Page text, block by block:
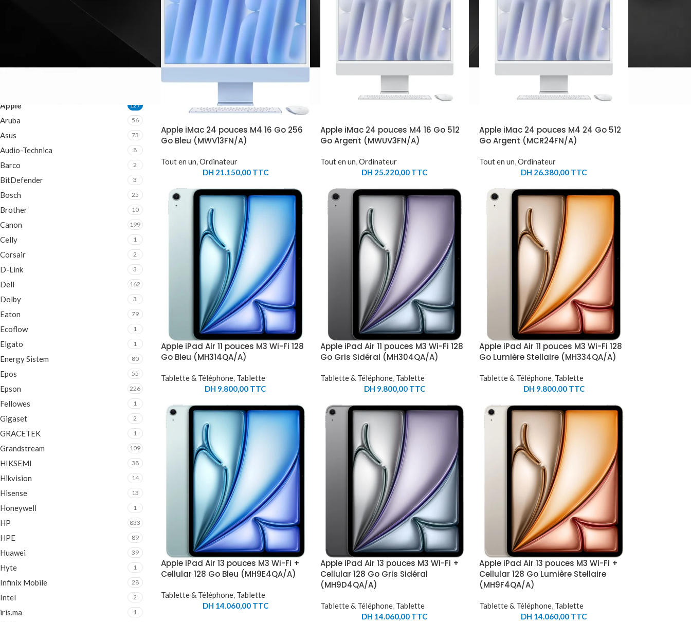
36
Apple 127
Aruba 56
Asus 73
Audio-Technica 8
Barco 2
BitDefender 3
Bosch 25
Brother 10
Canon 199
Celly 1
Corsair 2
D-Link 3
Dell 162
Dolby 3
Eaton 79
Ecoflow 1
Elgato 1
Energy Sistem 80
Epos 55
Epson 226
Fellowes 1
Gigaset 2
GRACETEK 1
Grandstream 109
HIKSEMI 38
Hikvision 14
Hisense 13
Honeywell 1
HP 833
HPE 89
Huawei 39
Hyte 1
Infinix Mobile 28
Intel 2
iris.ma 1
Apple iMac 24 pouces M4 16 Go 256
Go Bleu (MWV13FN/A)
Tout en un,Ordinateur
DH 21.150,00TTC
Apple iMac 24 pouces M4 16 Go 512
Go Argent (MWUV3FN/A)
Tout en un,Ordinateur
DH 25.220,00 TTC
Apple iMac 24 pouces M4 24 Go 512
Go Argent (MCR24FN/A)
Tout en un,Ordinateur
DH 26.380,00 TTC
Apple iPad Air 11 pouces M3 Wi-Fi 128
Go Bleu (MH314QA/A)
Tablette & Téléphone, Tablette
DH 9.800,00 TTC
Apple iPad Air 11 pouces M3 Wi-Fi 128
Go Gris Sidéral (MH304QA/A)
Tablette & Téléphone, Tablette
DH 9.800,00TTC
Apple iPad Air 11 pouces M3 Wi-Fi 128
Go Lumière Stellaire (MH334QA/A)
Tablette & Téléphone, Tablette
DH 9.800,00TTC
Apple iPad Air 13 pouces M3 Wi-Fi +
Cellular 128 Go Bleu (MH9E4QA/A)
Tablette & Téléphone, Tablette
DH 14.060,00TTC
Apple iPad Air 13 pouces M3 Wi-Fi +
Cellular 128 Go Gris Sidéral
(MH9D4QA/A)
Tablette & Téléphone, Tablette
DH 14.060,00 TTC
Apple iPad Air 13 pouces M3 Wi-Fi +
Cellular 128 Go Lumière Stellaire
(MH9F4QA/A)
Tablette & Téléphone, Tablette
DH 14.060,00 TTC